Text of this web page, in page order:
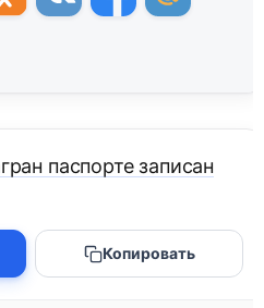
паспорте записан
Копировать